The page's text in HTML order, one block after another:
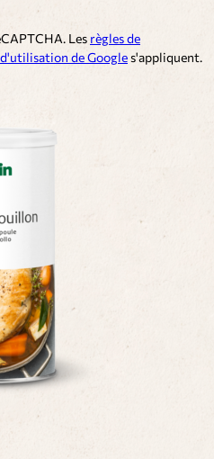
Les règles de
de Google s'appliquent.